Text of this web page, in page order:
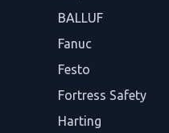
BALLUF
Fanuc
Festo
Fortress Safety
Harting